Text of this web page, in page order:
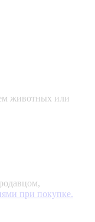
животных или
при покупке.